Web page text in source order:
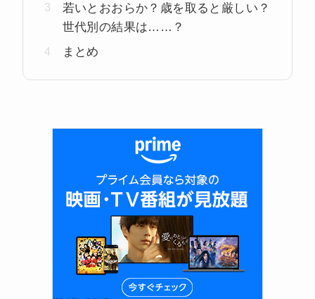
若いとおおらか？歳を取ると厳しい？
世代別の結果は……？
まとめ